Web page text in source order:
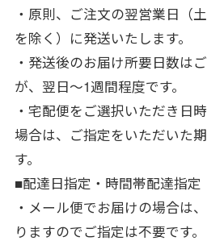
・原則、ご注文の翌営業日（
を除く）に発送いたします。
・発送後のお届け所要日数は
が、翌日～1週間程度です。
・宅配便をご選択いただき日
場合は、ご指定をいただいた
す。
■配達日指定・時間帯配達指定
・メール便でお届けの場合は
りますのでご指定は不要です。